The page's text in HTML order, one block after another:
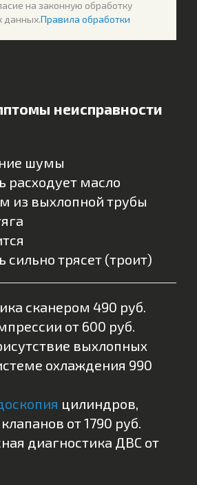
на законную обработку
данных.Правила обработки
неисправности
шумы
расходует масло
из выхлопной трубы
сильно трясет (троит)
сканером 490 руб.
от 600 руб.
выхлопных
охлаждения 990
цилиндров,
от 1790 руб.
диагностика ДВС от